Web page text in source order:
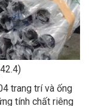
trang trí và ống
tính chất riêng